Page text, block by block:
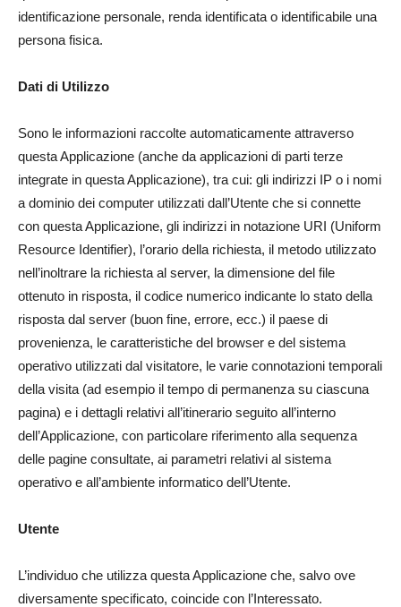
identificazione personale, renda identificata o identificabile una
persona fisica.
Dati di Utilizzo
Sono le informazioni raccolte automaticamente attraverso
questa Applicazione (anche da applicazioni di parti terze
integrate in questa Applicazione), tra cui: gli indirizzi IP o i nomi
a dominio dei computer utilizzati dall’Utente che si connette
con questa Applicazione, gli indirizzi in notazione URI (Uniform
Resource Identifier), l’orario della richiesta, il metodo utilizzato
nell’inoltrare la richiesta al server, la dimensione del file
ottenuto in risposta, il codice numerico indicante lo stato della
risposta dal server (buon fine, errore, ecc.) il paese di
provenienza, le caratteristiche del browser e del sistema
operativo utilizzati dal visitatore, le varie connotazioni temporali
della visita (ad esempio il tempo di permanenza su ciascuna
pagina) e i dettagli relativi all’itinerario seguito all’interno
dell’Applicazione, con particolare riferimento alla sequenza
delle pagine consultate, ai parametri relativi al sistema
operativo e all’ambiente informatico dell’Utente.
Utente
L’individuo che utilizza questa Applicazione che, salvo ove
diversamente specificato, coincide con l’Interessato.